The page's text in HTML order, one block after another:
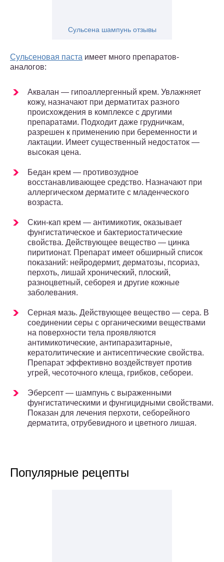
Сульсена шампунь отзывы
Сульсеновая паста имеет много препаратов-
аналогов:
Аквалан — гипоаллергенный крем. Увлажняет
кожу, назначают при дерматитах разного
происхождения в комплексе с другими
препаратами. Подходит даже грудничкам,
разрешен к применению при беременности и
лактации. Имеет существенный недостаток —
высокая цена.
Бедан крем — противозудное
восстанавливающее средство. Назначают при
аллергическом дерматите с младенческого
возраста.
Скин-кап крем — антимикотик, оказывает
фунгистатическое и бактериостатические
свойства. Действующее вещество — цинка
пиритионат. Препарат имеет обширный список
показаний: нейродермит, дерматозы, псориаз,
перхоть, лишай хронический, плоский,
разноцветный, себорея и другие кожные
заболевания.
Серная мазь. Действующее вещество — сера. В
соединении серы с органическими веществами
на поверхности тела проявляются
антимикотические, антипаразитарные,
кератолитические и антисептические свойства.
Препарат эффективно воздействует против
угрей, чесоточного клеща, грибков, себореи.
Эберсепт — шампунь с выраженными
фунгистатическими и фунгицидными свойствами.
Показан для лечения перхоти, себорейного
дерматита, отрубевидного и цветного лишая.
Популярные рецепты